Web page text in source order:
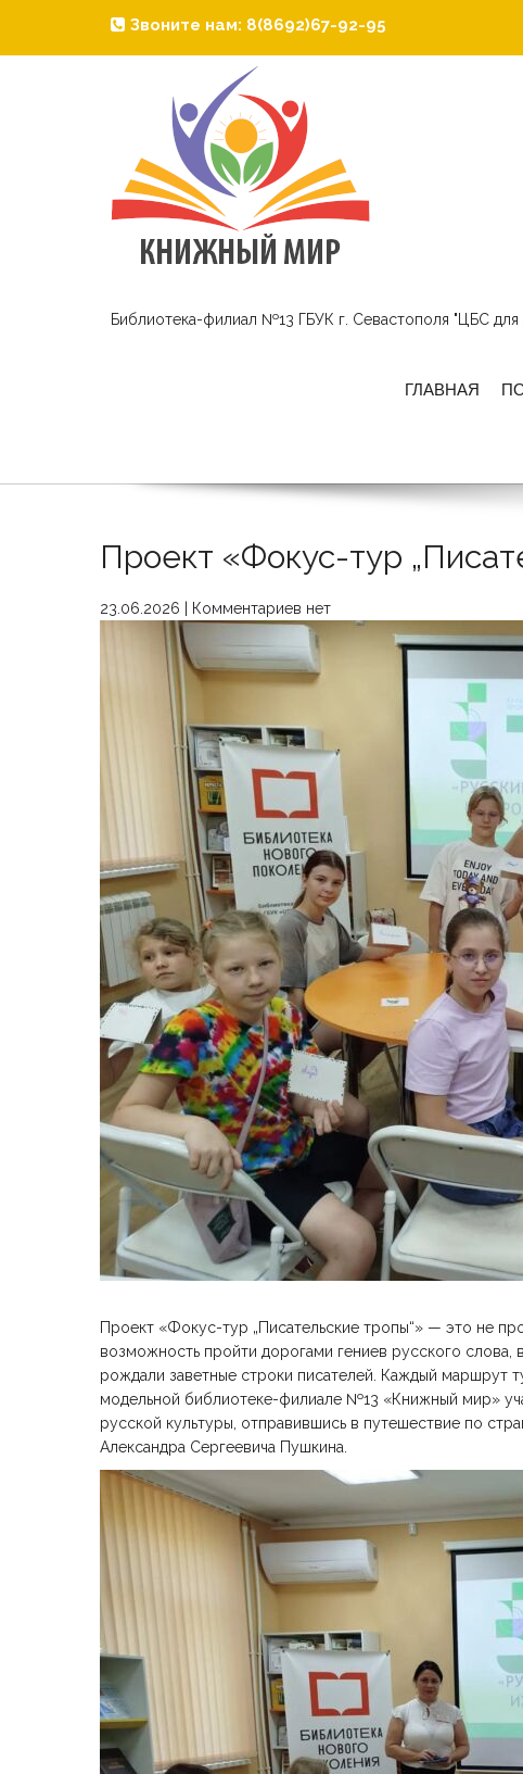
Звоните нам: 8(8692)67-92-95
Библиотека-филиал №13 ГБУК г. Севастополя "ЦБС для
ГЛАВНАЯ
Проект «Фокус-тур
23.06.2026 Комментариев нет
Проект «Фокус-тур „Писательские тропы“» — это не
возможность пройти дорогами гениев русского слова,
рождали заветные строки писателей. Каждый маршрут
модельной библиотеке-филиале №13 «Книжный мир»
русской культуры, отправившись в путешествие по
Александра Сергеевича Пушкина.